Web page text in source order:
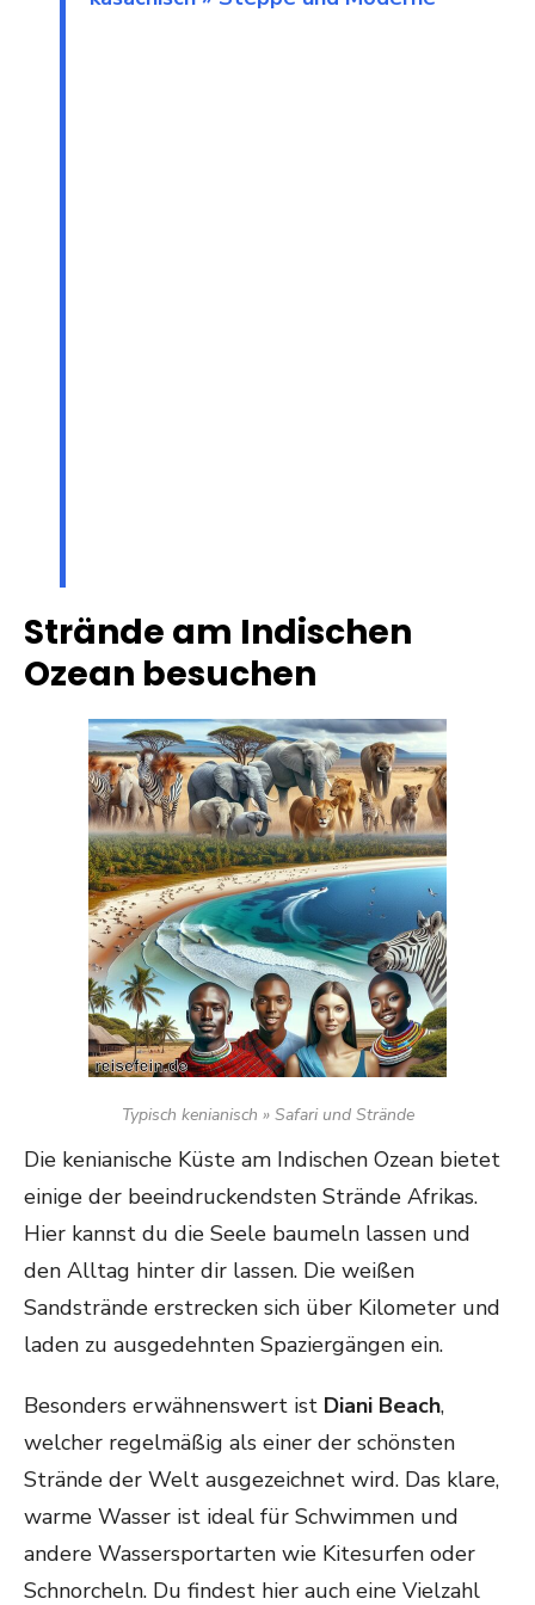
Strände am Indischen
Ozean besuchen
Typisch kenianisch » Safari und Strände
Die kenianische Küste am Indischen Ozean bietet
einige der beeindruckendsten Strände Afrikas.
Hier kannst du die Seele baumeln lassen und
den Alltag hinter dir lassen. Die weißen
Sandstrände erstrecken sich über Kilometer und
laden zu ausgedehnten Spaziergängen ein.
Besonders erwähnenswert ist Diani Beach,
welcher regelmäßig als einer der schönsten
Strände der Welt ausgezeichnet wird. Das klare,
warme Wasser ist ideal für Schwimmen und
andere Wassersportarten wie Kitesurfen oder
Schnorcheln. Du findest hier auch eine Vielzahl